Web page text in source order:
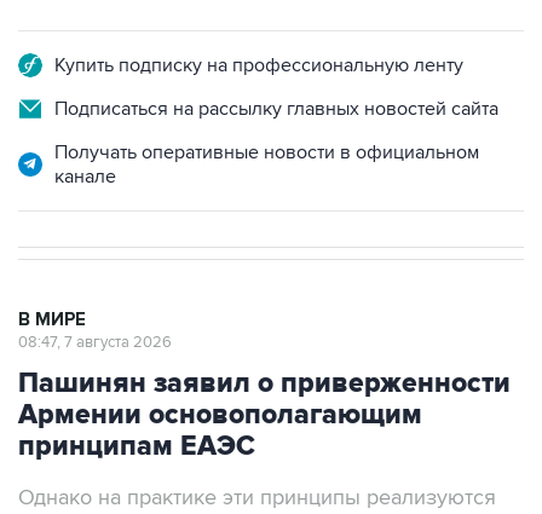
Купить подписку на профессиональную ленту
Подписаться на рассылку главных новостей сайта
Получать оперативные новости в официальном
канале
В МИРЕ
08:47, 7 августа 2026
Пашинян заявил о приверженности
Армении основополагающим
принципам ЕАЭС
Однако на практике эти принципы реализуются